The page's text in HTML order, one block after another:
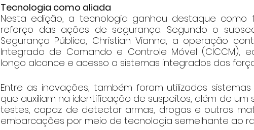
Tecnologia como aliada
Nesta edição, a tecnologia ganhou destaque como
reforço das ações de segurança. Segundo o
Segurança Pública, Christian Vianna, a operação
Integrado de Comando e Controle Móvel (CICCM),
longo alcance e acesso a sistemas integrados das
Entre as inovações, também foram utilizados
que auxiliam na identificação de suspeitos, além de
testes, capaz de detectar armas, drogas e outros
embarcações por meio de tecnologia semelhante ao